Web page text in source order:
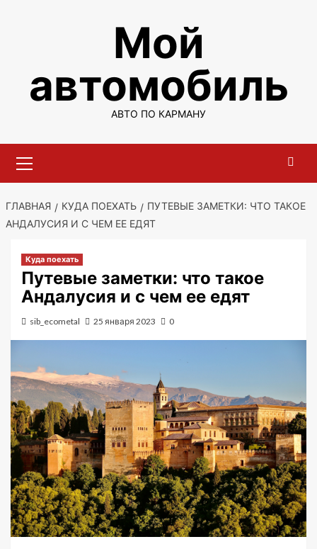
Мой
автомобиль
АВТО ПО КАРМАНУ
меню
ГЛАВНАЯ КУДА ПОЕХАТЬ
ПУТЕВЫЕ ЗАМЕТКИ: ЧТО ТАКОЕ
АНДАЛУСИЯ И С ЧЕМ ЕЕ ЕДЯТ
Куда поехать
Путевые заметки: что такое
Андалусия и с чем ее едят
sib_ecometal 25 января 2023 0